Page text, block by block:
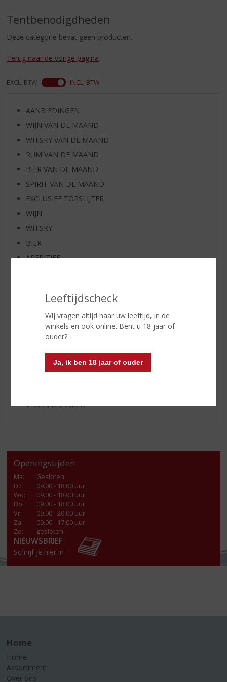
r
i
g
n
a
Leeftijdscheck
Wij vragen altijd naar uw leeftijd, in de
winkels en ook online. Bent u 18 jaar of
ouder?
Ja, ik ben 18 jaar of ouder
Tentbenodigdheden
Deze categorie bevat geen producten.
Terug naar de vorige pagina
EXCL. BTW INCL. BTW
AANBIEDINGEN
WIJN VAN DE MAAND
WHISKY VAN DE MAAND
RUM VAN DE MAAND
BIER VAN DE MAAND
SPIRIT VAN DE MAAND
EXCLUSIEF TOPSLIJTER
WIJN
WHISKY
BIER
APERITIEF
KANT EN KLAAR
FRISDRANK
ETENSWAREN
GESCHENKVERPAKKING
(RELATIE)GESCHENKEN
VEGAN DRANKEN
Openingstijden
Ma:
Gesloten
Di:
09.00 - 18.00 uur
Wo:
09.00 - 18.00 uur
Do:
09.00 - 18.00 uur
Vr:
09.00 - 20.00 uur
Za:
09.00 - 17.00 uur
Zo:
gesloten
NIEUWSBRIEF
Schrijf je hier in
Home
Home
Assortiment
Over ons